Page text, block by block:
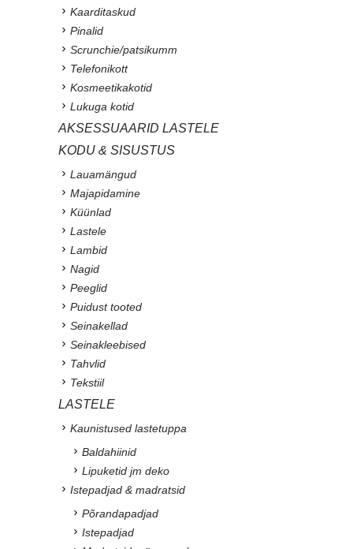
Kaarditaskud
Pinalid
Scrunchie/patsikumm
Telefonikott
Kosmeetikakotid
Lukuga kotid
AKSESSUAARID LASTELE
KODU & SISUSTUS
Lauamängud
Majapidamine
Küünlad
Lastele
Lambid
Nagid
Peeglid
Puidust tooted
Seinakellad
Seinakleebised
Tahvlid
Tekstiil
LASTELE
Kaunistused lastetuppa
Baldahiinid
Lipuketid jm deko
Istepadjad & madratsid
Põrandapadjad
Istepadjad